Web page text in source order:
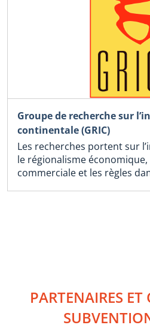
Groupe de recherche sur
continentale (GRIC)
Les recherches portent sur
le régionalisme
commerciale et les règles
PARTENAIRES